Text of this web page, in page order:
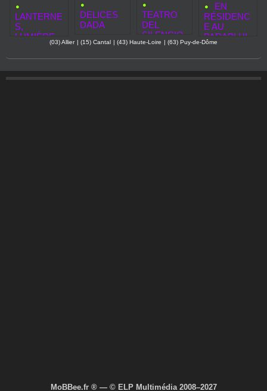
LANTERNE
S,
LUMIÈRE
VILLE :
PRÉPARE
DELICES
DADA
TEATRO
DEL
SILENCIO
"DOCTOR
EN
RÉSIDENC
E AU
PARAPLUI
E - ZO
PROD
(03) Allier | (15) Cantal | (43) Haute-Loire | (63) Puy-de-Dôme
MoBBee.fr ® — © ELP Multimédia 2008–2027